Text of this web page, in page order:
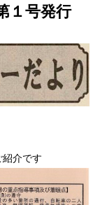
１号発行
介です